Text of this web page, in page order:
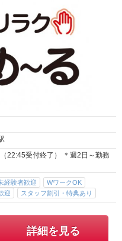
終了） ＊週2日～勤務
経験者歓迎
WワークOK
迎 スタッフ割引・特典あり
詳細を見る